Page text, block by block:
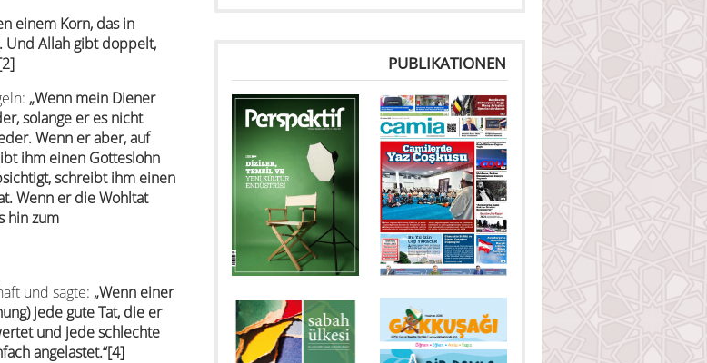
einem Korn, das in
Und Allah gibt doppelt,
„Wenn mein Diener
solange er es nicht
Wenn er aber, auf
ihm einen Gotteslohn
schreibt ihm einen
Wenn er die Wohltat
hin zum
und sagte: „Wenn einer
jede gute Tat, die er
und jede schlechte
angelastet.“[4]
PUBLIKATIONEN